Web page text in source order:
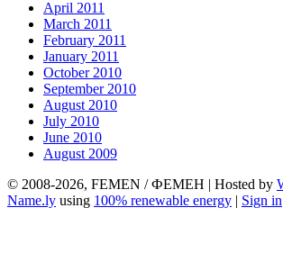
April 2011
March 2011
February 2011
January 2011
October 2010
September 2010
August 2010
July 2010
June 2010
August 2009
© 2008-2026, FEMEN / ФЕМЕН | Hosted by
Name.ly using 100% renewable energy | Sign in